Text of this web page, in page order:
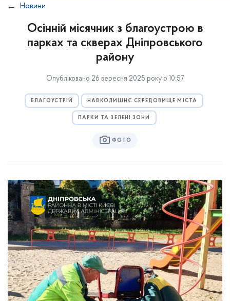
Новини
Осінній місячник з благоустрою в
парках та скверах Дніпровського
району
Опубліковано 26 вересня 2025 року о 10:57
БЛАГОУСТРІЙ НАВКОЛИШНЄ СЕРЕДОВИЩЕ МІСТА
ПАРКИ ТА ЗЕЛЕНІ ЗОНИ
ФОТО